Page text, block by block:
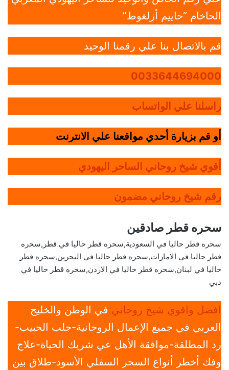
الحاخام “حاييم أزلغوط”
قم بالاتصال بنا علي رقمنا الوحيد
0033644694000
راسلنا علي الواتساب
أو قم بزيارة أحدي مواقعنا علي الانترنت
أقوي شيخ روحاني الساحر اليهودي
رقم شيخ روحاني مضمون
سحره قطر صادقين
سحره قطر حاليا في السعودية,سحره قطر حاليا في قطر,سحره
قطر حاليا في الامارات,سحره قطر حاليا في البحرين,سحره قطر
حاليا في لبنان,سحره قطر حاليا في الاردن,سحره قطر حاليا في
دبي
افضل واقوي شيخ روحاني في الوطن والخليج
العربي في جميع الإعمال الروحانية-جلب الحبيب-
رد المطلقة-موافقة الأهل عي شريك الحياة-علاج
وفك أخطر أنواع السحر السفلي الأسود-طلاق بين